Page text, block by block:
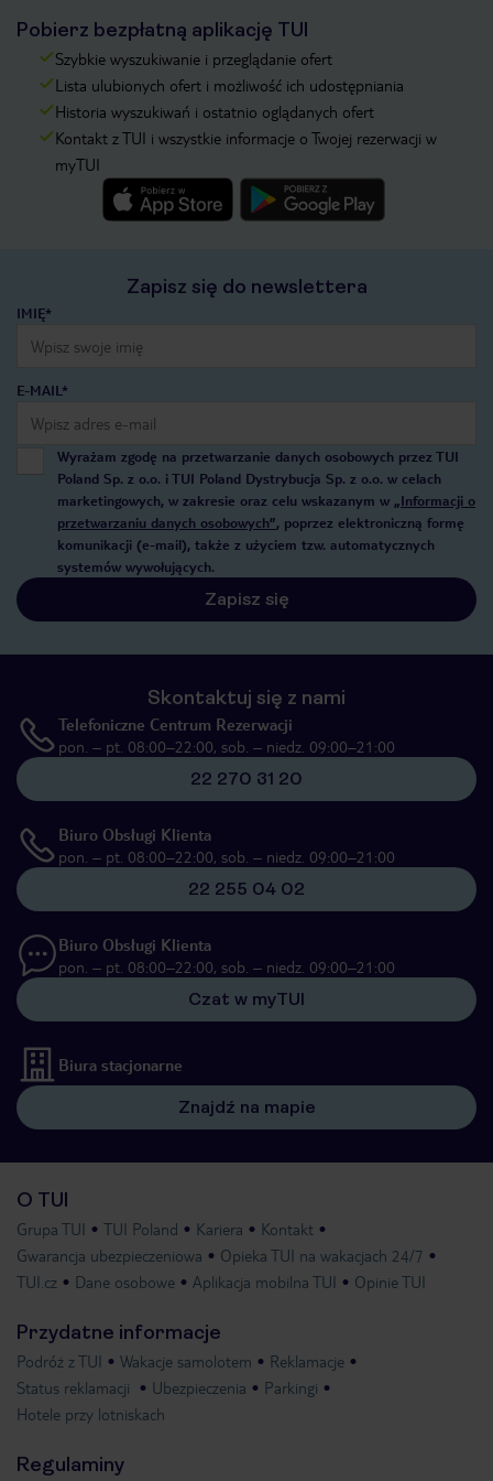
Pobierz bezpłatną aplikację TUI
Szybkie wyszukiwanie i przeglądanie ofert
Lista ulubionych ofert i możliwość ich udostępniania
Historia wyszukiwań i ostatnio oglądanych ofert
Kontakt z TUI i wszystkie informacje o Twojej rezerwacji w
myTUI
Zapisz się do newslettera
IMIĘ*
E-MAIL*
Wyrażam zgodę na przetwarzanie danych osobowych przez TUI
Poland Sp. z o.o. i TUI Poland Dystrybucja Sp. z o.o. w celach
marketingowych, w zakresie oraz celu wskazanym w „Informacji o
przetwarzaniu danych osobowych”, poprzez elektroniczną formę
komunikacji (e-mail), także z użyciem tzw. automatycznych
systemów wywołujących.
Zapisz się
Skontaktuj się z nami
Telefoniczne Centrum Rezerwacji
pon. – pt. 08:00–22:00, sob. – niedz. 09:00–21:00
22 270 31 20
Biuro Obsługi Klienta
pon. – pt. 08:00–22:00, sob. – niedz. 09:00–21:00
22 255 04 02
Biuro Obsługi Klienta
pon. – pt. 08:00–22:00, sob. – niedz. 09:00–21:00
Czat w myTUI
Biura stacjonarne
Znajdź na mapie
O TUI
Grupa TUI TUI Poland Kariera
Kontakt
Gwarancja ubezpieczeniowa
Opieka TUI na wakacjach 24/7
TUI.cz
Dane osobowe Aplikacja mobilna TUI Opinie TUI
Przydatne informacje
Podróż z TUI Wakacje samolotem
Reklamacje
Status reklamacji
Ubezpieczenia
Parkingi
Hotele przy lotniskach
Regulaminy